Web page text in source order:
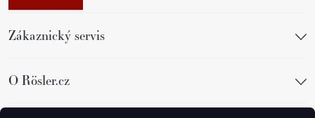
Zákaznický servis
O Rösler.cz